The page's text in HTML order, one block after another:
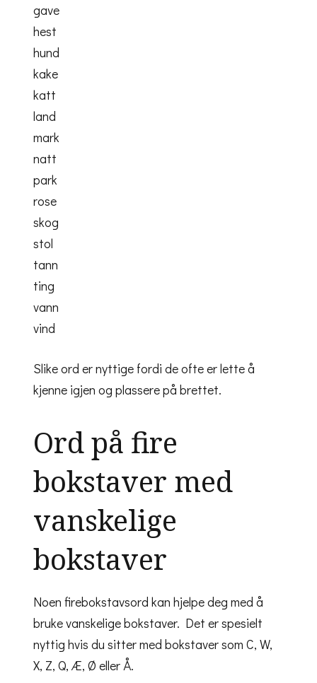
gave
hest
hund
kake
katt
land
mark
natt
park
rose
skog
stol
tann
ting
vann
vind
Slike ord er nyttige fordi de ofte er lette å
kjenne igjen og plassere på brettet.
Ord på fire
bokstaver med
vanskelige
bokstaver
Noen firebokstavsord kan hjelpe deg med å
bruke vanskelige bokstaver. Det er spesielt
nyttig hvis du sitter med bokstaver som C, W,
X, Z, Q, Æ, Ø eller Å.